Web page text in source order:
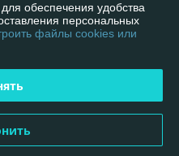
обеспечения удобства
персональных
файлы cookies или